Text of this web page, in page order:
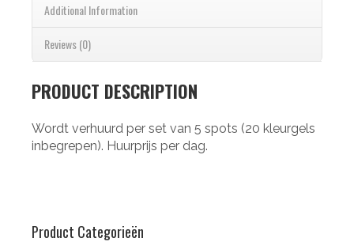
Additional Information
Reviews (0)
PRODUCT DESCRIPTION
Wordt verhuurd per set van 5 spots (20 kleurgels
inbegrepen). Huurprijs per dag.
Product Categorieën